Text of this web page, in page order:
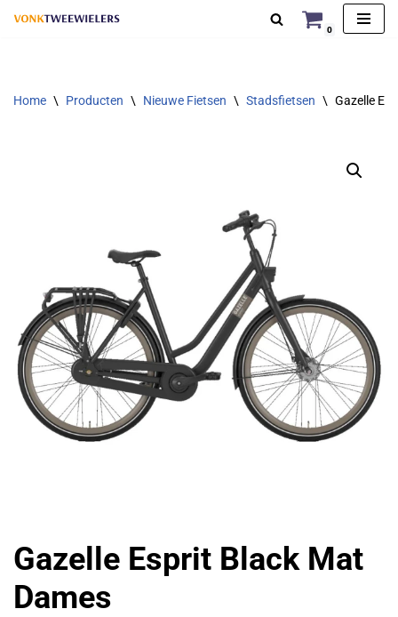
de
0
Home \ Producten \ Nieuwe Fietsen \ Stadsfietsen \ Gazelle
Gazelle Esprit Black Mat
Dames